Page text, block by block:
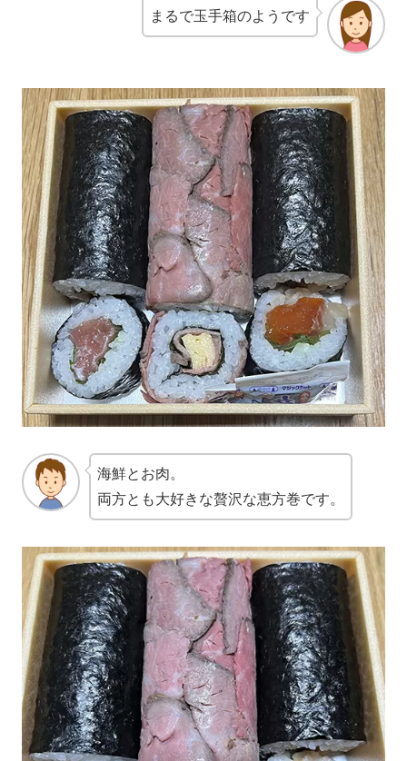
まるで玉手箱のようです
海鮮とお肉。
両方とも大好きな贅沢な恵方巻です。